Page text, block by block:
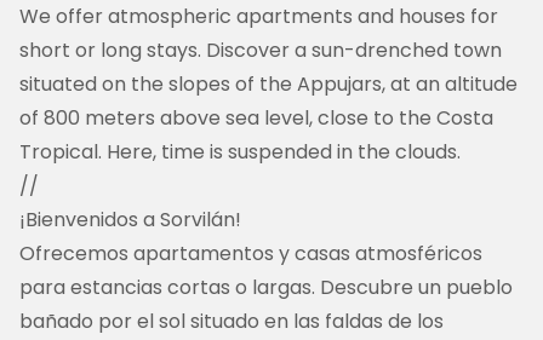
We offer atmospheric apartments and houses for
short or long stays. Discover a sun-drenched town
situated on the slopes of the Appujars, at an altitude
of 800 meters above sea level, close to the Costa
Tropical. Here, time is suspended in the clouds.
//
¡Bienvenidos a Sorvilán!
Ofrecemos apartamentos y casas atmosféricos
para estancias cortas o largas. Descubre un pueblo
bañado por el sol situado en las faldas de los